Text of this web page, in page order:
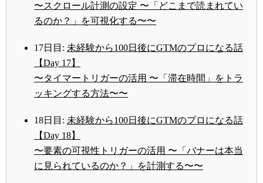
〜スクロール計測の設定 〜「どこまで読まれてい
るのか？」を可視化する〜〜
17日目: 未経験から100日後にGTMのプロになる話
【Day 17】
〜タイマートリガーの活用 〜「滞在時間」をトラ
ッキングする方法〜〜
18日目: 未経験から100日後にGTMのプロになる話
【Day 18】
〜要素の可視性トリガーの活用 〜「バナーは本当
に見られているのか？」を計測する〜〜